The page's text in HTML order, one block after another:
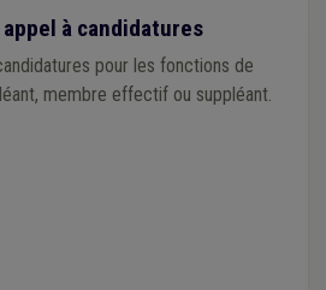
appel à candidatures
pour les fonctions de
membre effectif ou suppléant.